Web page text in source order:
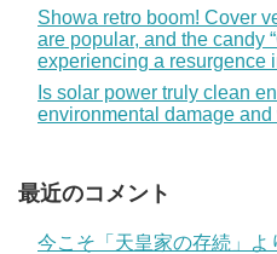
Showa retro boom! Cover
are popular, and the candy
experiencing a resurgence
Is solar power truly clean
environmental damage
最近のコメント
今こそ「天皇家の存続」